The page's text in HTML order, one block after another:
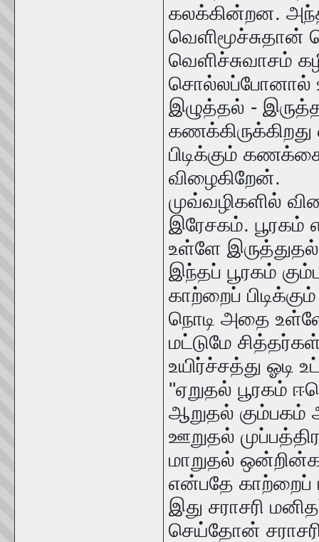
கலக்கின்றன.
வெளிமூச்சுதான்
வெளிச்சுவாசம்
சொல்லப்போனால்
இழுத்தல் -
பிடிக்கும்
விழைகிறேன்.
முவ்வழிகளில்
இரேசகம். பூரகம்
உள்ளே
இந்தப் பூரகம்
காற்றைப்
நொடி அதை
மட்டுமே
உயிர்ச்சத்து ஓடி
''ஏறுதல் பூரகம்
ஆறுதல் கும்பகம்
ஊறுதல்
மாறுதல்
என்பதே காற்றைப்
இது சராசரி
செய்தோன்